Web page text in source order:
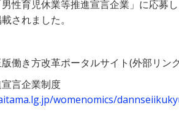
性育児休業等推進宣言企業」に応募
されました。
版働き方改革ポータルサイト(外部リン
言企業制度
womenomics/